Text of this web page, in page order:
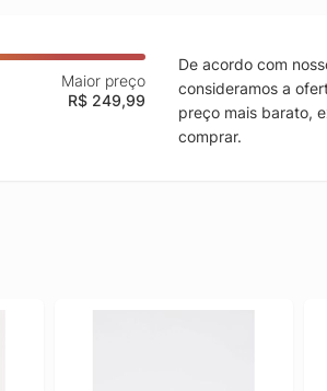
Maior preço
R$ 249,99
De acordo com
consideramos a
preço mais barato,
comprar.